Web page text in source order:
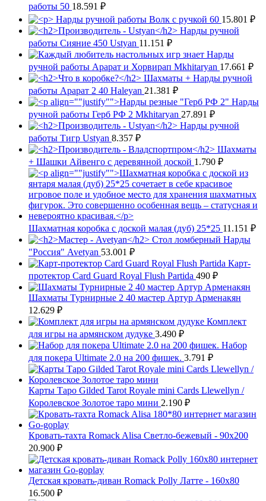
работы 50 18.591 ₽
Нарды ручной работы Волк с ручкой 60 15.801 ₽
Нарды ручной
работы Сияние 450 Ustyan 11.151 ₽
Нарды
ручной работы Арарат и Хорвирап Mkhitaryan 17.661 ₽
Шахматы + Нарды ручной
работы Арарат 2 40 Haleyan 21.381 ₽
Нарды
ручной работы Герб РФ 2 Mkhitaryan 27.891 ₽
Нарды ручной
работы Тигр Ustyan 8.357 ₽
Шахматы
+ Шашки Айвенго с деревянной доской 1.790 ₽
Шахматная коробка с доской малая (дуб) 25*25 11.151 ₽
Стол ломберный Нарды
"Россия" Avetyan 53.001 ₽
Карт-
протектор Card Guard Royal Flush Partida 490 ₽
Шахматы Турнирные 2 40 мастер Артур Арменакян
12.629 ₽
Комплект
для игры на армянском дудуке 3.490 ₽
Набор
для покера Ultimate 2.0 на 200 фишек. 3.791 ₽
Карты Таро Gilded Tarot Royale mini Cards Llewellyn /
Королевское Золотое таро мини 2.190 ₽
Кровать-тахта Romack Alisa Светло-бежевый - 90х200
20.900 ₽
Детская кровать-диван Romack Polly Латте - 160x80
16.500 ₽